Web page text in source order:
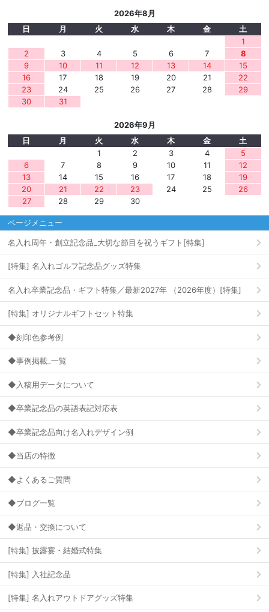
2026年8月
日
月 火 水 木 金
土
1
2
3 4 5 6 7
8
9
10 11 12 13 14
15
16
17 18 19 20 21
22
23
24 25 26 27 28
29
30
31
2026年9月
日
月 火 水 木 金
土
1
2 3 4
5
6
7 8 9 10 11
12
13
14 15 16 17 18
19
20
21 22 23 24 25
26
27
28 29 30
ページメニュー
名入れ周年・創立記念品_大切な節目を祝うギフト[特集]
[特集] 名入れゴルフ記念品グッズ特集
名入れ卒業記念品・ギフト特集／最新2027年 （2026年度）[特集]
[特集] オリジナルギフトセット特集
◆刻印色参考例
◆事例掲載_一覧
◆入稿用データについて
◆卒業記念品の英語表記対応表
◆卒業記念品向け名入れデザイン例
◆当店の特徴
◆よくあるご質問
◆ブログ一覧
◆返品・交換について
[特集] 披露宴・結婚式特集
[特集] 入社記念品
[特集] 名入れアウトドアグッズ特集